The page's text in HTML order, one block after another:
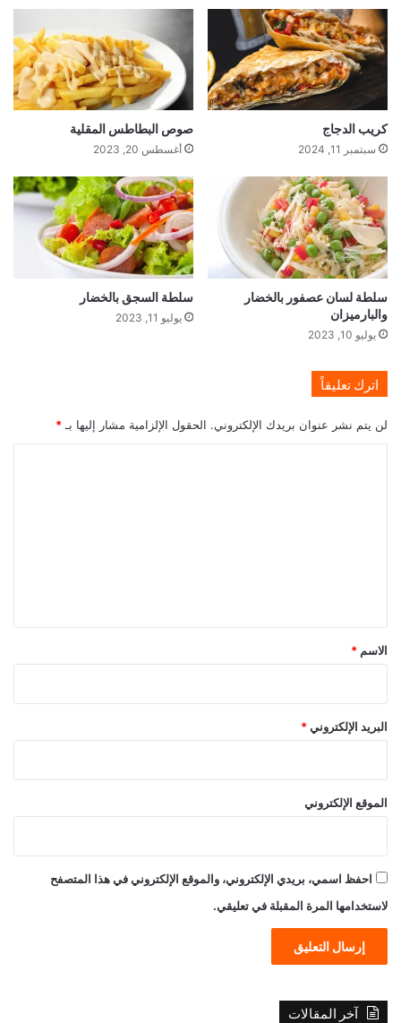
كريب الدجاج
سبتمبر 11, 2024
صوص البطاطس المقلية
أغسطس 20, 2023
سلطة لسان عصفور بالخضار
والبارميزان
يوليو 10, 2023
سلطة السجق بالخضار
يوليو 11, 2023
اترك تعليقاً
لن يتم نشر عنوان بريدك الإلكتروني. الحقول الإلزامية مشار إليها بـ *
*
الاسم *
البريد الإلكتروني *
الموقع الإلكتروني
احفظ اسمي، بريدي الإلكتروني، والموقع الإلكتروني في هذا المتصفح
لاستخدامها المرة المقبلة في تعليقي.
آخر المقالات